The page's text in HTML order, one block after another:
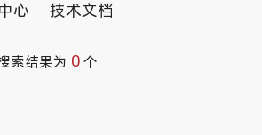
心 技术文档
索结果为 0个